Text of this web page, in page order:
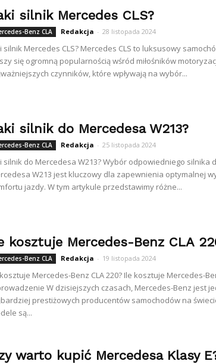
silnik Mercedes CLS?
Benz CLA Redakcja - 28 listopada 2024
silnik Mercedes CLS? Mercedes CLS to luksusowy
się ogromną popularnością wśród miłośników
czynników, które wpływają na wybór...
silnik do Mercedesa W213?
Benz CLA Redakcja - 25 listopada 2024
silnik do Mercedesa W213? Wybór odpowiedniego silnika
W213 jest kluczowy dla zapewnienia optymalnej
jazdy. W tym artykule przedstawimy różne...
kosztuje Mercedes-Benz CLA
Benz CLA Redakcja - 19 listopada 2024
Mercedes-Benz CLA 220? Ile kosztuje Mercedes-
W dzisiejszych czasach, Mercedes-Benz jest
prestiżowych producentów samochodów na
są...
warto kupić Mercedesa Klasy